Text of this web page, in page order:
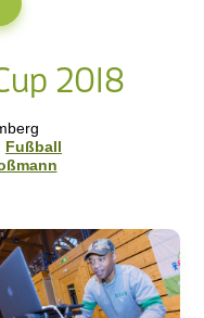
2018
Fußball